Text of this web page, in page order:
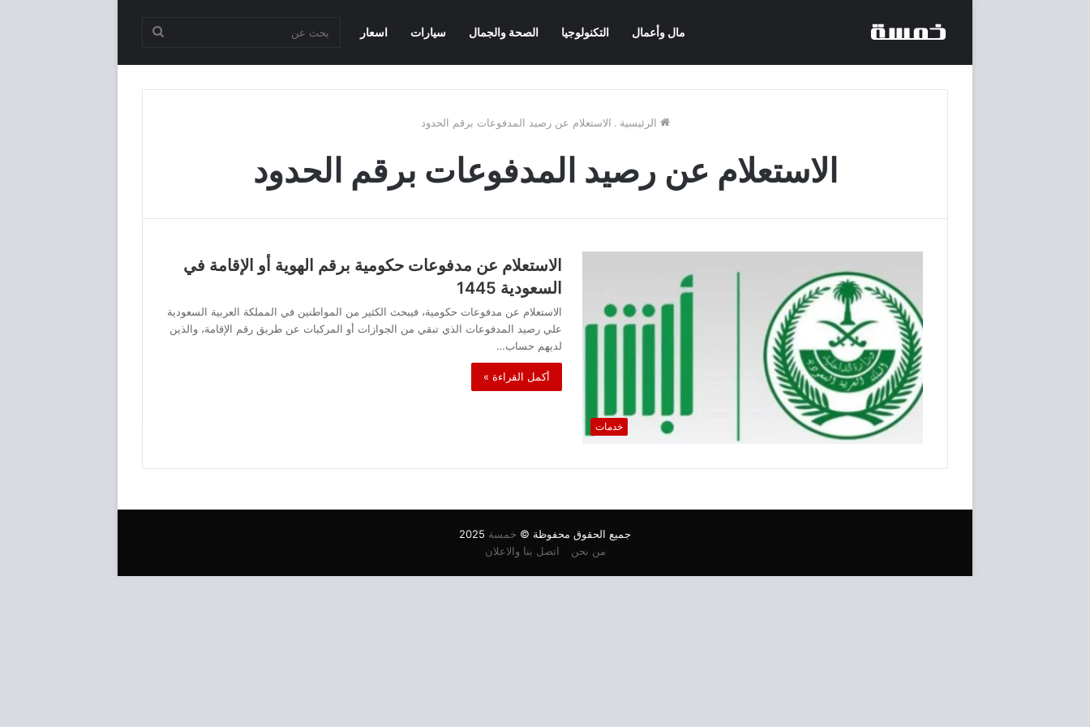
مال وأعمال التكنولوجيا الصحة والجمال سيارات اسعار
الرئيسية . الاستعلام عن رصيد المدفوعات برقم الحدود
الاستعلام عن رصيد المدفوعات برقم الحدود
خدمات
الاستعلام عن مدفوعات حكومية برقم الهوية أو الإقامة في
السعودية 1445
الاستعلام عن مدفوعات حكومية، فيبحث الكثير من المواطنين في المملكة العربية السعودية
علي رصيد المدفوعات الذي تبقي من الجوازات أو المركبات عن طريق رقم الإقامة، والذين
لديهم حساب…
أكمل القراءة »
جميع الحقوق محفوظة © خمسة
من نحن
اتصل بنا والاعلان